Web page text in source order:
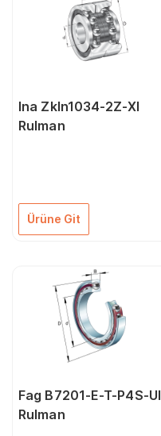
Ina Zkln1034-2Z-Xl
Rulman
Ürüne Git
Fag B7201-E-T-P4S-Ul
Rulman